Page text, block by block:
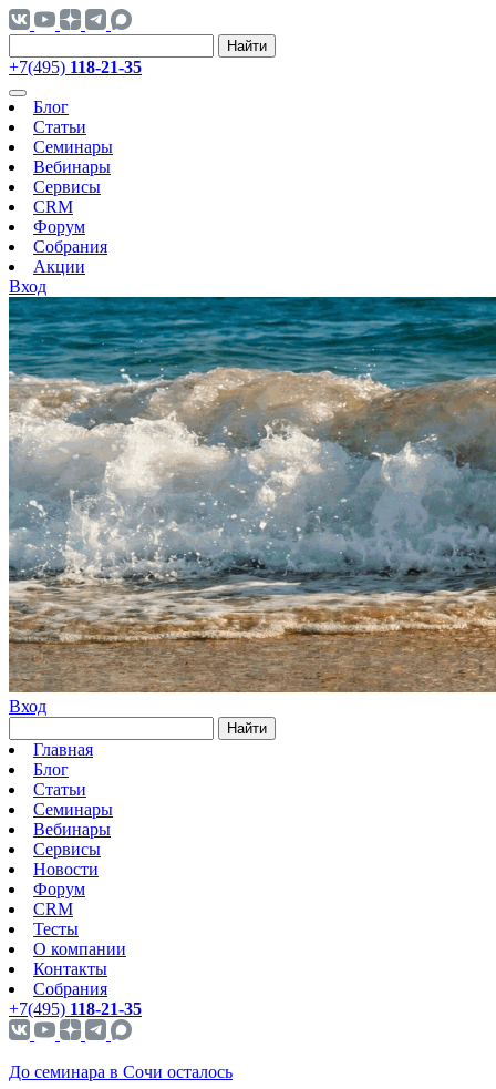
Найти
+7(495) 118-21-35
Блог
Статьи
Семинары
Вебинары
Сервисы
CRM
Форум
Собрания
Акции
Вход
Вход
Найти
Главная
Блог
Статьи
Семинары
Вебинары
Сервисы
Новости
Форум
CRM
Тесты
О компании
Контакты
Собрания
+7(495) 118-21-35
До семинара в Сочи осталось